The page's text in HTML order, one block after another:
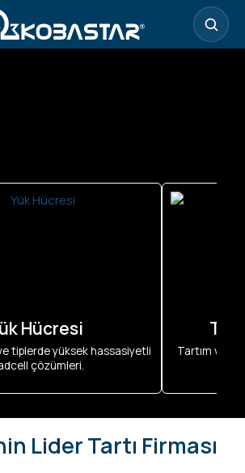
Hücresi
tiplerde yüksek hassasiyetli
çözümleri.
Tartım
Lider Tartı Firması